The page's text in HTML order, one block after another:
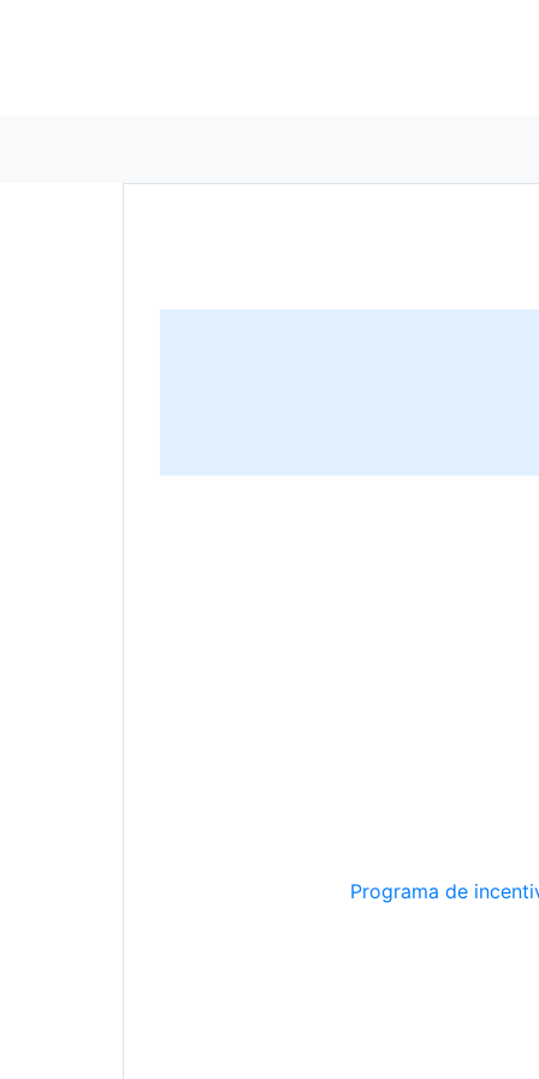
Programa de